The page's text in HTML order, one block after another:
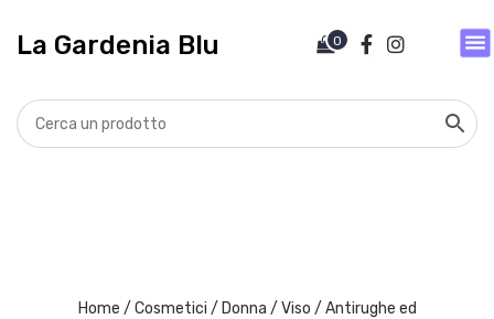
La Gardenia Blu 0
Home / Cosmetici / Donna / Viso / Antirughe ed